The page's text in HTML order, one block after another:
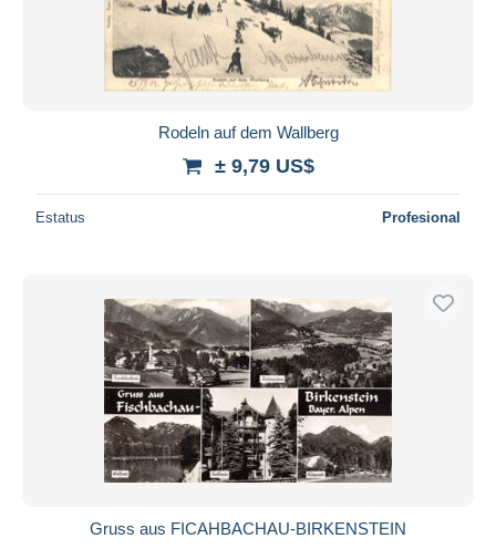
Rodeln auf dem Wallberg
± 9,79 US$
Estatus Profesional
Gruss aus FICAHBACHAU-BIRKENSTEIN